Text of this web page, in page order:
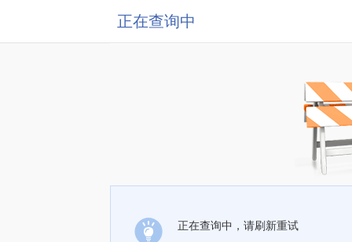
正在查询中
正在查询中，请刷新重试